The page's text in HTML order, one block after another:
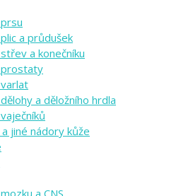
a průdušek
a konečníku
prostaty
a děložního hrdla
jiné nádory kůže